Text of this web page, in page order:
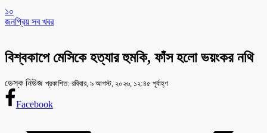
১০
জনপ্রিয় সব খবর
বিশ্বকাপে মেসিকে হত্যার হুমকি, ফাঁস হলো ভয়ংকর নথি
ডেস্ক নিউজ প্রকাশিত: রবিবার, ৯ আগস্ট, ২০২৬, ১২:৪৫ পূর্বাহ্ণ
Facebook